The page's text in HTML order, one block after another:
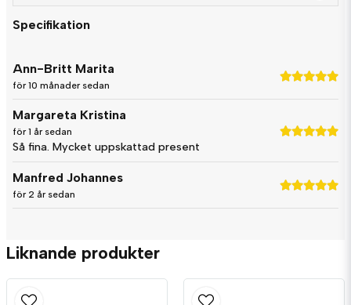
question
name
Namn
email
Mejladress
Ja, ni får publicera min fråga
Specifikation
Ann-Britt Marita
för 10 månader sedan
Margareta Kristina
för 1 år sedan
Så fina. Mycket uppskattad present
Manfred Johannes
för 2 år sedan
Liknande produkter